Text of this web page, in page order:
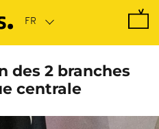
des 2 branches
centrale